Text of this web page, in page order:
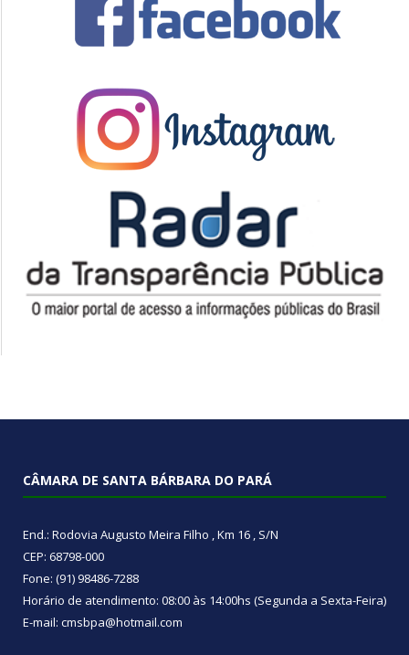
CÂMARA DE SANTA BÁRBARA DO PARÁ
End.: Rodovia Augusto Meira Filho , Km 16 , S/N
CEP: 68798-000
Fone: (91) 98486-7288
Horário de atendimento: 08:00 às 14:00hs (Segunda a Sexta-Feira)
E-mail: cmsbpa@hotmail.com